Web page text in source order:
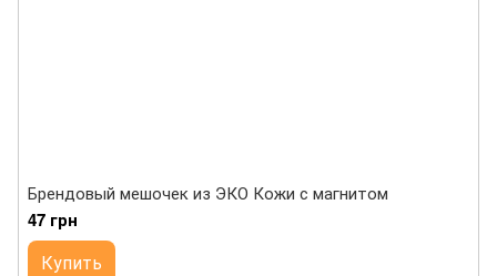
Брендовый мешочек из ЭКО Кожи с магнитом
47 грн
Купить